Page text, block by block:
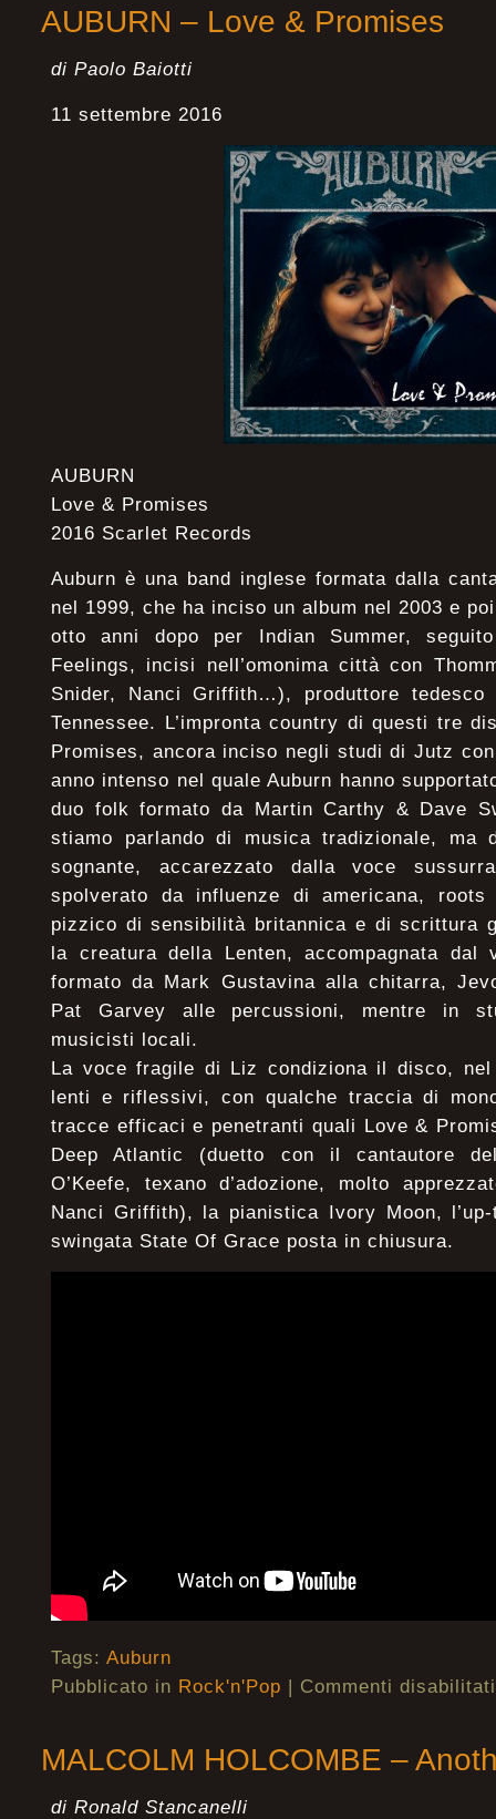
AUBURN – Love & Promises
di Paolo Baiotti
11 settembre 2016
AUBURN
Love & Promises
2016 Scarlet Records
Auburn è una band inglese formata dalla
nel 1999, che ha inciso un album nel 2003 e
otto anni dopo per Indian Summer,
Feelings, incisi nell’omonima città con
Snider, Nanci Griffith…), produttore
Tennessee. L’impronta country di questi tre
Promises, ancora inciso negli studi di Jutz
anno intenso nel quale Auburn hanno
duo folk formato da Martin Carthy & Dave
stiamo parlando di musica tradizionale, ma
sognante, accarezzato dalla voce
spolverato da influenze di americana,
pizzico di sensibilità britannica e di scrittura
la creatura della Lenten, accompagnata
formato da Mark Gustavina alla chitarra,
Pat Garvey alle percussioni, mentre in
musicisti locali.
La voce fragile di Liz condiziona il disco,
lenti e riflessivi, con qualche traccia di
tracce efficaci e penetranti quali Love &
Deep Atlantic (duetto con il cantautore
O’Keefe, texano d’adozione, molto
Nanci Griffith), la pianistica Ivory Moon,
swingata State Of Grace posta in chiusura.
Tags: Auburn
Pubblicato in Rock'n'Pop | Commenti disabilitati
MALCOLM HOLCOMBE –
di Ronald Stancanelli